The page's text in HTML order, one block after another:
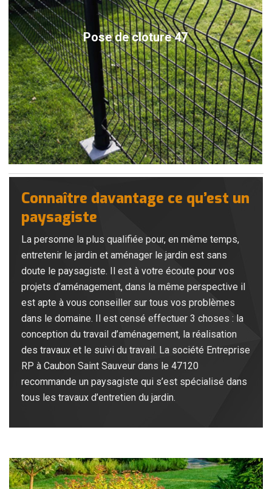
Pose de cloture 47
Connaître davantage ce qu’est un
paysagiste
La personne la plus qualifiée pour, en même temps,
entretenir le jardin et aménager le jardin est sans
doute le paysagiste. Il est à votre écoute pour vos
projets d’aménagement, dans la même perspective il
est apte à vous conseiller sur tous vos problèmes
dans le domaine. Il est censé effectuer 3 choses : la
conception du travail d’aménagement, la réalisation
des travaux et le suivi du travail. La société Entreprise
RP à Caubon Saint Sauveur dans le 47120
recommande un paysagiste qui s’est spécialisé dans
tous les travaux d’entretien du jardin.